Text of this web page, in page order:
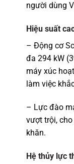
người dùng
Hiệu suất
– Động cơ
đa 294 kW
máy xúc
làm việc
– Lực đào
vượt trội,
khăn.
Hệ thủy lực